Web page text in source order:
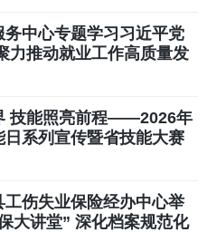
务中心专题学习习近平党
力推动就业工作高质量发
技能照亮前程——2026年
日系列宣传暨省技能大赛
动在西安成功举办
工伤失业保险经办中心举
大讲堂” 深化档案规范化